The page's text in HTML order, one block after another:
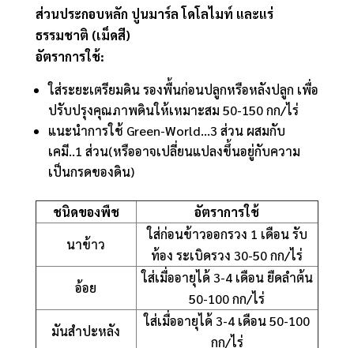
ส่วนประกอบหลัก ปูนมาร์ล โดโลไมท์ และแร่
ธรรมชาติ (เม็ดสี)
อัตราการใช้:
ใส่ระยะเตรียมดิน รองพื้นก่อนปลูกหรือหลังปลูก เพื่อ
ปรับปรุงคุณภาพดินให้เหมาะสม 50-150 กก/ไร่
แนะนำการใช้ Green-World…3 ส่วน ผสมกับ
เคมี..1 ส่วน(หรืออาจเปลี่ยนแปลงขึ้นอยู่กับความ
เป็นกรดของดิน)
ชนิดของพืช
อัตราการใช้
นาข้าว
ใส่ก่อนข้าวออกรวง 1 เดือน รับ
ท้อง ระเบิดรวง 30-50 กก/ไร่
อ้อย
ใส่เมื่ออายุได้ 3-4 เดือน ยืดลำต้น
50-100 กก/ไร่
มันสำปะหลัง
ใส่เมื่ออายุได้ 3-4 เดือน 50-100
กก/ไร่